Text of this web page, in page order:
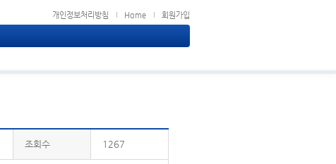
개인정보처리방침 Home 회원가입
조회수 1267